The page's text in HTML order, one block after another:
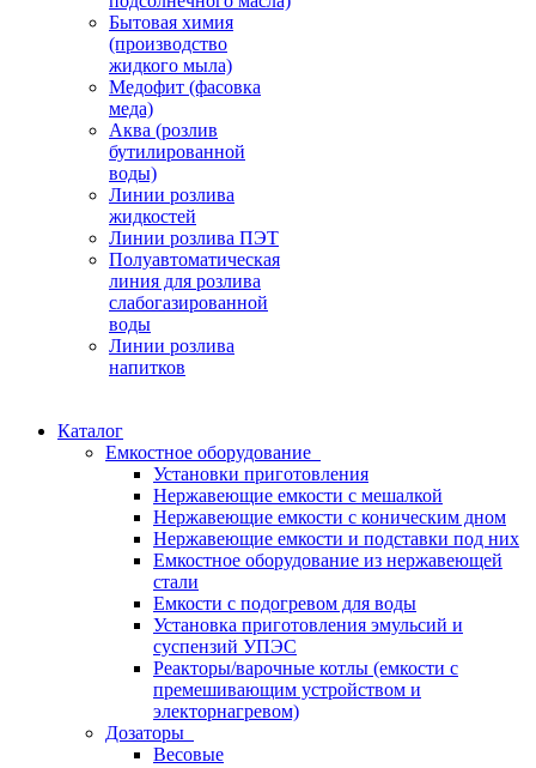
Бытовая химия
(производство
жидкого мыла)
Медофит (фасовка
меда)
Аква (розлив
бутилированной
воды)
Линии розлива
жидкостей
Линии розлива ПЭТ
Полуавтоматическая
линия для розлива
слабогазированной
воды
Линии розлива
напитков
Каталог
Емкостное оборудование
Установки приготовления
Нержавеющие емкости с мешалкой
Нержавеющие емкости с коническим дном
Нержавеющие емкости и подставки под них
Емкостное оборудование из нержавеющей
стали
Емкости с подогревом для воды
Установка приготовления эмульсий и
суспензий УПЭС
Реакторы/варочные котлы (емкости с
премешивающим устройством и
электорнагревом)
Дозаторы
Весовые